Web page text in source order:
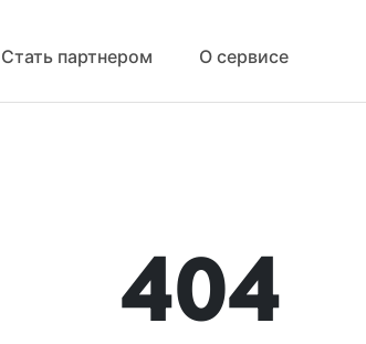
Стать партнером О сервисе
404